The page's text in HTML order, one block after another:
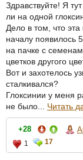
Здравствуйте! Я
ли на одной
Дело в том, что
началу появилось
на пачке с
цветков другого
Вот и захотелось
сталкивался?
Глоксинии у меня
не было... Читать
+28
1
17